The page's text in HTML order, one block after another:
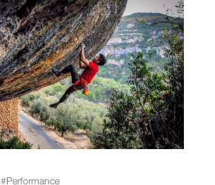
#Performance